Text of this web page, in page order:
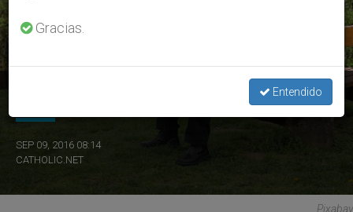
El Hombre sabio, modelo del hombre para la educación
SEP 09, 2016 08:14
CATHOLIC.NET
Pixabay
Gracias.
Entendido